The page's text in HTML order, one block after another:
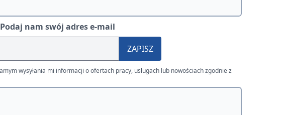
Podaj nam swój adres e-mail
ZAPISZ
wysyłania mi informacji o ofertach pracy, usługach lub nowościach zgodnie z